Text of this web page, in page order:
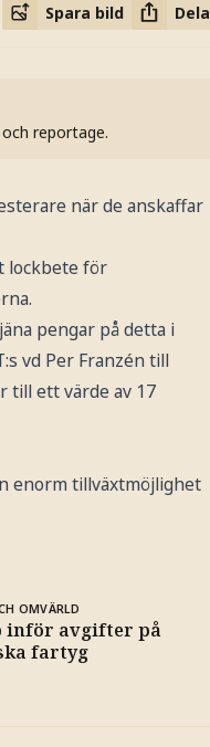
Spara bild Dela
reportage.
när de anskaffar
lockbete för
pengar på detta i
vd Per Franzén till
till ett värde av 17
enorm tillväxtmöjlighet
OMVÄRLD
inför avgifter på
fartyg